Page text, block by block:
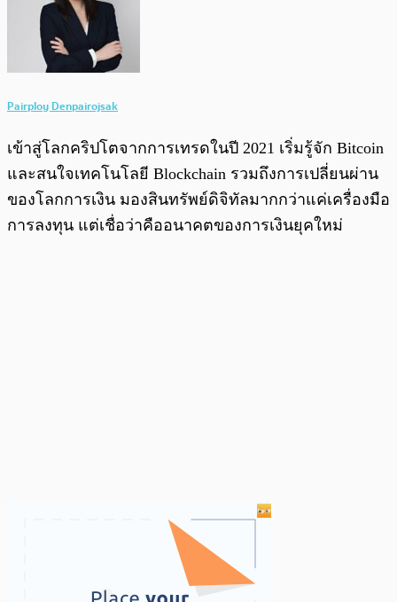
Pairploy Denpairojsak
เข้าสู่โลกคริปโตจากการเทรดในปี 2021 เริ่มรู้จัก Bitcoin
และสนใจเทคโนโลยี Blockchain รวมถึงการเปลี่ยนผ่าน
ของโลกการเงิน มองสินทรัพย์ดิจิทัลมากกว่าแค่เครื่องมือ
การลงทุน แต่เชื่อว่าคืออนาคตของการเงินยุคใหม่